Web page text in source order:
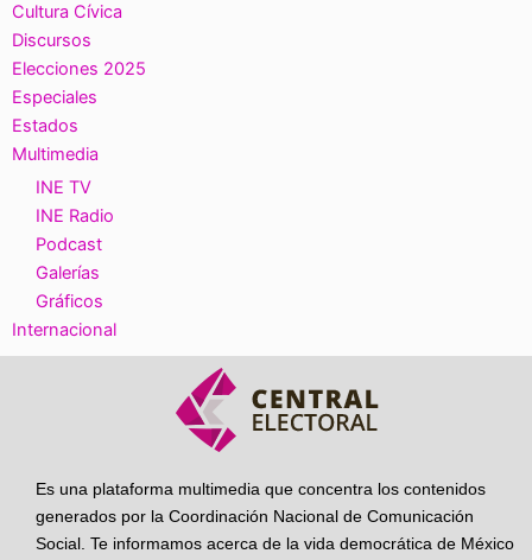
Cultura Cívica
Discursos
Elecciones 2025
Especiales
Estados
Multimedia
INE TV
INE Radio
Podcast
Galerías
Gráficos
Internacional
Es una plataforma multimedia que concentra los contenidos
generados por la Coordinación Nacional de Comunicación
Social. Te informamos acerca de la vida democrática de México